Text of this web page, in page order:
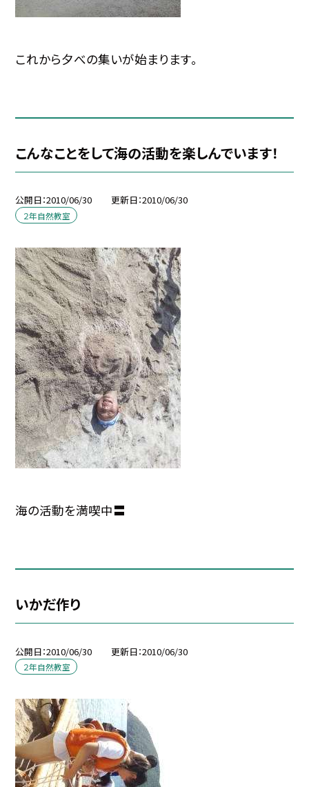
これから夕べの集いが始まります。
こんなことをして海の活動を楽しんでいます！
公開日 2010/06/30 更新日 2010/06/30
２年自然教室
海の活動を満喫中〓
いかだ作り
公開日 2010/06/30 更新日 2010/06/30
２年自然教室